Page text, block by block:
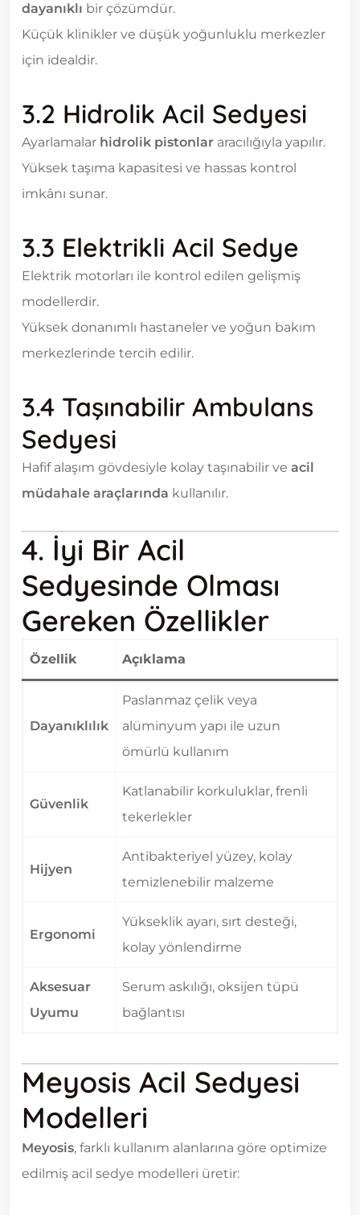
dayanıklı bir çözümdür.
Küçük klinikler ve düşük yoğunluklu merkezler
için idealdir.
3.2 Hidrolik Acil Sedyesi
Ayarlamalar hidrolik pistonlar aracılığıyla yapılır.
Yüksek taşıma kapasitesi ve hassas kontrol
imkânı sunar.
3.3 Elektrikli Acil Sedye
Elektrik motorları ile kontrol edilen gelişmiş
modellerdir.
Yüksek donanımlı hastaneler ve yoğun bakım
merkezlerinde tercih edilir.
3.4 Taşınabilir Ambulans
Sedyesi
Hafif alaşım gövdesiyle kolay taşınabilir ve acil
müdahale araçlarında kullanılır.
4. İyi Bir Acil
Sedyesinde Olması
Gereken Özellikler
Özellik Açıklama
Dayanıklılık
Paslanmaz çelik veya
alüminyum yapı ile uzun
ömürlü kullanım
Güvenlik
Katlanabilir korkuluklar, frenli
tekerlekler
Hijyen
Antibakteriyel yüzey, kolay
temizlenebilir malzeme
Ergonomi
Yükseklik ayarı, sırt desteği,
kolay yönlendirme
Aksesuar
Uyumu
Serum askılığı, oksijen tüpü
bağlantısı
Meyosis Acil Sedyesi
Modelleri
Meyosis, farklı kullanım alanlarına göre optimize
edilmiş acil sedye modelleri üretir: